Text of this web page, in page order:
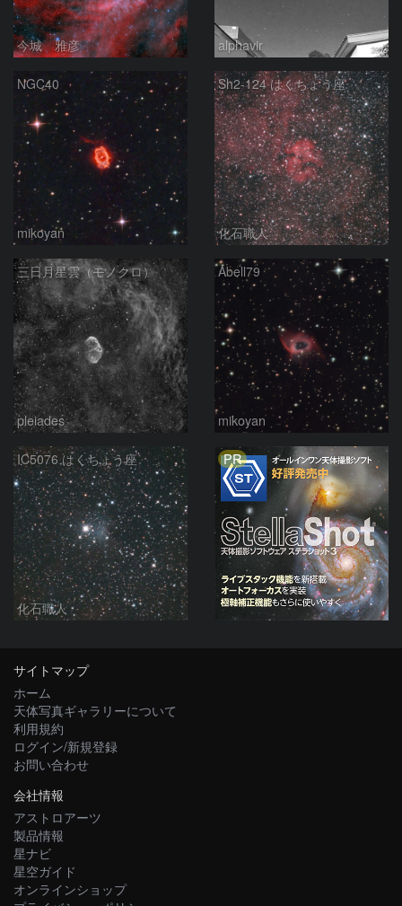
今城 雅彦 alphavir
NGC40
mikoyan
Sh2-124 はくちょう座
化石職人
三日月星雲（モノクロ）
pleiades
Abell79
mikoyan
IC5076 はくちょう座
化石職人
PR
サイトマップ
ホーム
天体写真ギャラリーについて
利用規約
ログイン/新規登録
お問い合わせ
会社情報
アストロアーツ
製品情報
星ナビ
星空ガイド
オンラインショップ